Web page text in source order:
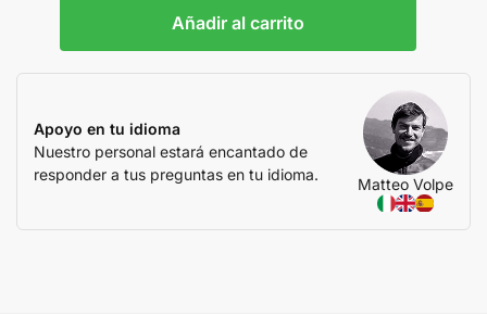
Añadir al carrito
Apoyo en tu idioma
Nuestro personal estará encantado de
responder a tus preguntas en tu idioma.
Matteo Volpe